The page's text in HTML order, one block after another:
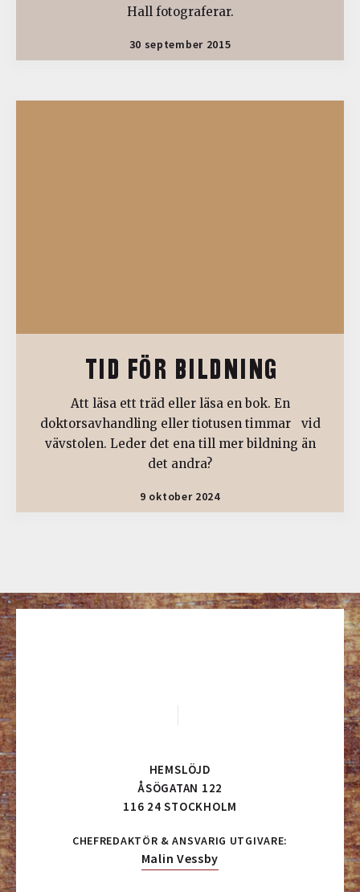
Hall fotograferar.
30 september 2015
TID FÖR BILDNING
Att läsa ett träd eller läsa en bok. En
doktorsavhandling eller tiotusen timmar vid
vävstolen. Leder det ena till mer bildning än
det andra?
9 oktober 2024
HEMSLÖJD
ÅSÖGATAN 122
116 24 STOCKHOLM
CHEFREDAKTÖR & ANSVARIG UTGIVARE:
Malin Vessby